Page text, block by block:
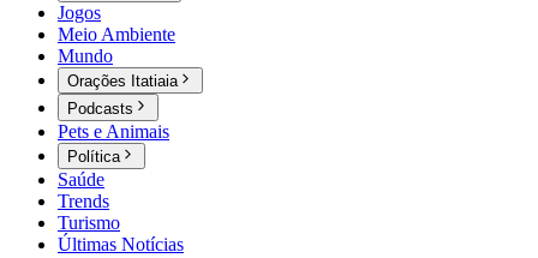
Jogos
Meio Ambiente
Mundo
Orações Itatiaia
Podcasts
Pets e Animais
Política
Saúde
Trends
Turismo
Últimas Notícias